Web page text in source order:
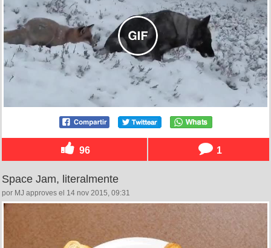
96 1
Space Jam, literalmente
por MJ approves el 14 nov 2015, 09:31